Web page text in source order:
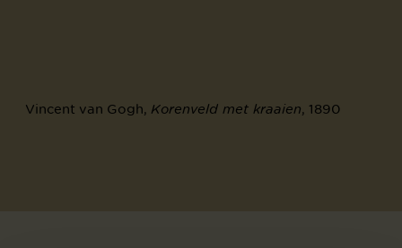
Vincent van Gogh, Korenveld met kraaien, 1890